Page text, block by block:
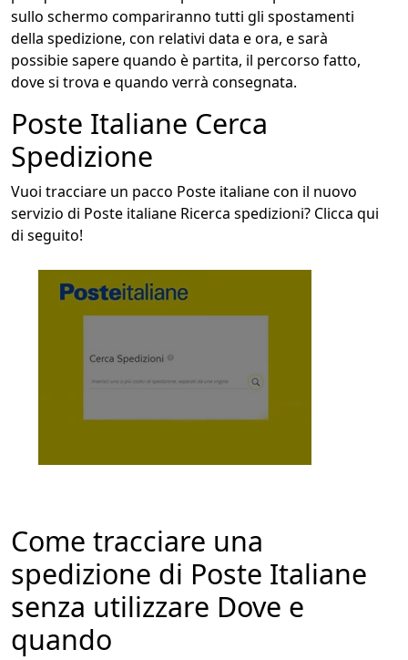
sullo schermo compariranno tutti gli spostamenti
della spedizione, con relativi data e ora, e sarà
possibie sapere quando è partita, il percorso fatto,
dove si trova e quando verrà consegnata.
Poste Italiane Cerca
Spedizione
Vuoi tracciare un pacco Poste italiane con il nuovo
servizio di Poste italiane Ricerca spedizioni? Clicca qui
di seguito!
Come tracciare una
spedizione di Poste Italiane
senza utilizzare Dove e
quando